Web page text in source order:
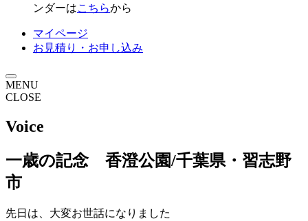
ンダーはこちらから
マイページ
お見積り・お申し込み
MENU
CLOSE
Voice
一歳の記念 香澄公園/千葉県・習志野
市
先日は、大変お世話になりました